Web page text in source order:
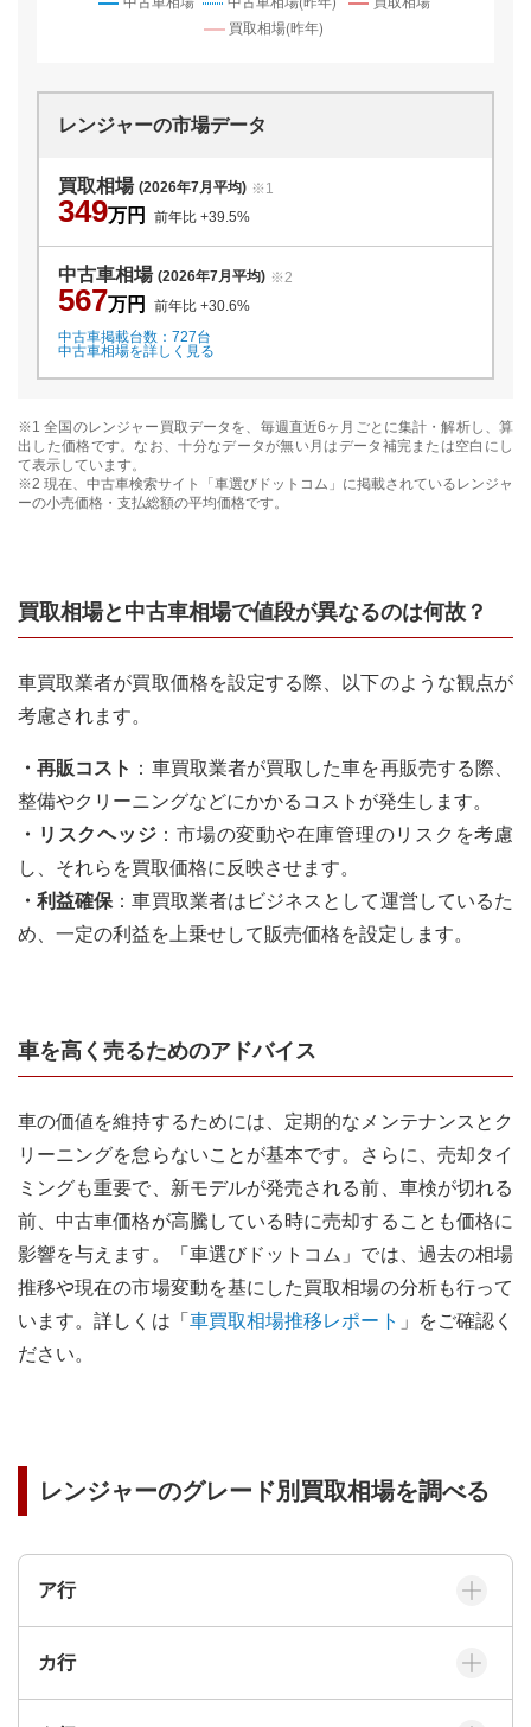
レンジャーの市場データ
買取相場 (2026年7月平均) ※1
349万円 前年比 +39.5%
中古車相場 (2026年7月平均) ※2
567万円 前年比 +30.6%
中古車掲載台数： 727台
中古車相場を詳しく見る
※1 全国のレンジャー 買取データを、毎週直近6ヶ月ごとに集計・解析し、算
出した価格です。なお、十分なデータが無い月はデータ補完または空白にし
て表示しています。
※2 現在、中古車検索サイト「車選びドットコム」に掲載されている レンジャ
ーの小売価格・支払総額の平均価格です。
買取相場と中古車相場で値段が異なるのは何故？
車買取業者が買取価格を設定する際、以下のような観点が
考慮されます。
・再販コスト ：車買取業者が買取した車を再販売する際、
整備やクリーニングなどにかかるコストが発生します。
・リスクヘッジ ：市場の変動や在庫管理のリスクを考慮
し、それらを買取価格に反映させます。
・利益確保 ：車買取業者はビジネスとして運営しているた
め、一定の利益を上乗せして販売価格を設定します。
車を高く売るためのアドバイス
車の価値を維持するためには、定期的なメンテナンスとク
リーニングを怠らないことが基本です。さらに、売却タイ
ミングも重要で、新モデルが発売される前、車検が切れる
前、中古車価格が高騰している時に売却することも価格に
影響を与えます。
「車選びドットコム」では、過去の相場
推移や現在の市場変動を基にした買取相場の分析も行って
います。詳しくは「 車買取相場推移レポート 」をご確認く
ださい。
レンジャーのグレード別買取相場を調べる
ア行
カ行